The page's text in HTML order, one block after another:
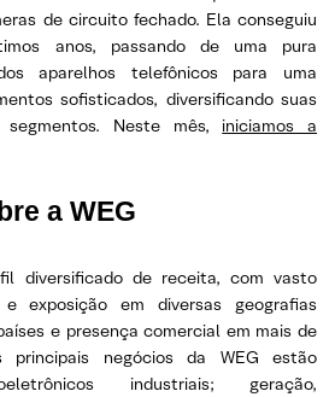
de circuito fechado. Ela conseguiu
anos, passando de uma pura
aparelhos telefônicos para uma
sofisticados, diversificando suas
Neste mês, iniciamos a
a WEG
diversificado de receita, com vasto
exposição em diversas geografias
e presença comercial em mais de
principais negócios da WEG estão
industriais; geração,